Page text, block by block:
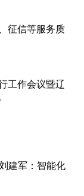
征信等服务质
工作会议暨辽
建军：智能化